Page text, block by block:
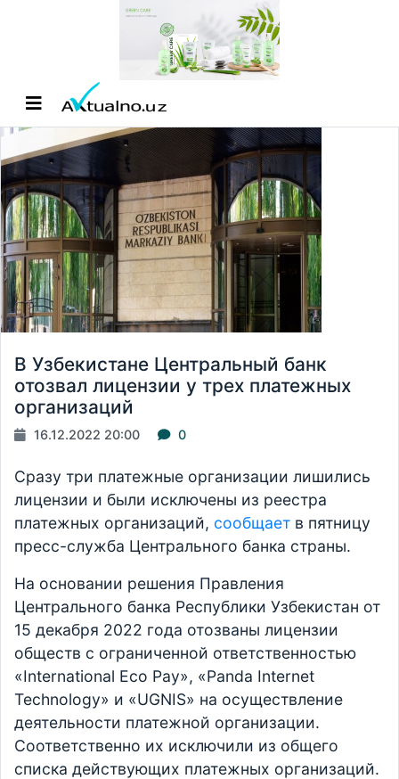
В Узбекистане Центральный банк
отозвал лицензии у трех платежных
организаций
16.12.2022 20:00 0
Сразу три платежные организации лишились
лицензии и были исключены из реестра
платежных организаций, сообщает в пятницу
пресс-служба Центрального банка страны.
На основании решения Правления
Центрального банка Республики Узбекистан от
15 декабря 2022 года отозваны лицензии
обществ с ограниченной ответственностью
«International Eco Pay», «Panda Internet
Technology» и «UGNIS» на осуществление
деятельности платежной организации.
Соответственно их исключили из общего
списка действующих платежных организаций.